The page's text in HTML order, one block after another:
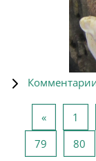
« 1
79 Страница
80